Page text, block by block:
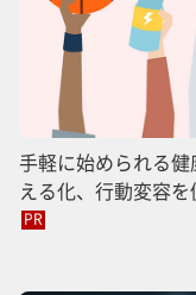
手軽に始められる
える化、行動変容を
PR